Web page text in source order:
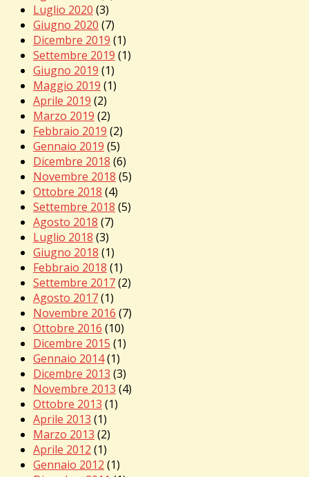
Luglio 2020 (3)
Giugno 2020 (7)
Dicembre 2019 (1)
Settembre 2019 (1)
Giugno 2019 (1)
Maggio 2019 (1)
Aprile 2019 (2)
Marzo 2019 (2)
Febbraio 2019 (2)
Gennaio 2019 (5)
Dicembre 2018 (6)
Novembre 2018 (5)
Ottobre 2018 (4)
Settembre 2018 (5)
Agosto 2018 (7)
Luglio 2018 (3)
Giugno 2018 (1)
Febbraio 2018 (1)
Settembre 2017(2)
Agosto 2017(1)
Novembre 2016 (7)
Ottobre 2016 (10)
Dicembre 2015 (1)
Gennaio 2014(1)
Dicembre 2013 (3)
Novembre 2013 (4)
Ottobre 2013 (1)
Aprile 2013 (1)
Marzo 2013 (2)
Aprile 2012 (1)
Gennaio 2012 (1)